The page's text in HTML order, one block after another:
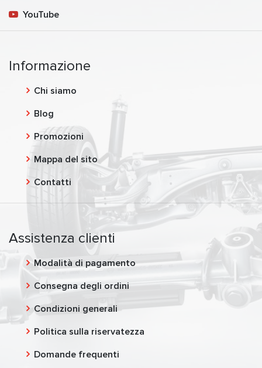
YouTube
Informazione
Chi siamo
Blog
Promozioni
Mappa del sito
Contatti
Assistenza clienti
Modalità di pagamento
Consegna degli ordini
Condizioni generali
Politica sulla riservatezza
Domande frequenti